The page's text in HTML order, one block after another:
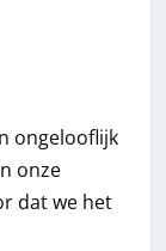
ongelooflijk
onze
dat we het